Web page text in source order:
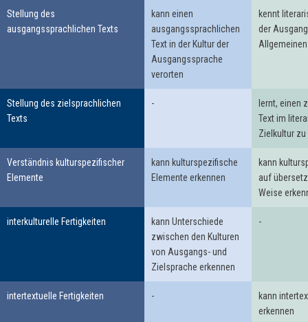
Stellung des
ausgangssprachlichen Texts
kann einen
ausgangssprachlichen
Text in der Kultur der
Ausgangssprache
verorten
kennt
der
Allgemeinen
Stellung des zielsprachlichen
Texts
-
lernt, einen
Text im
Zielkultur
Verständnis kulturspezifischer
Elemente
kann kulturspezifische
Elemente erkennen
kann
auf
Weise
interkulturelle Fertigkeiten
kann Unterschiede
zwischen den Kulturen
von Ausgangs- und
Zielsprache erkennen
-
intertextuelle Fertigkeiten -
kann
erkennen